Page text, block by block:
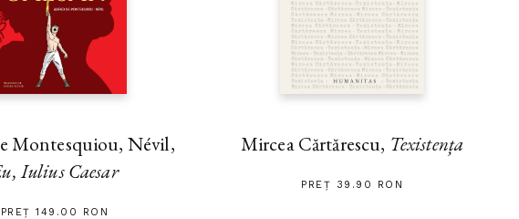
Montesquiou, Névil,
Iulius Caesar
PREȚ 149.00 RON
Mircea Cărtărescu, Texistența
PREȚ 39.90 RON